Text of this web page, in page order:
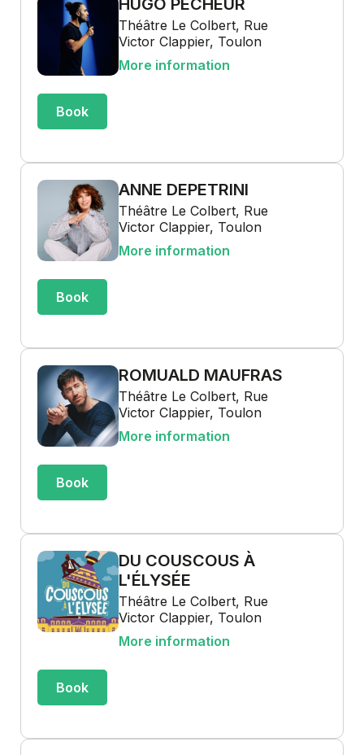
HUGO PÊCHEUR
Théâtre Le Colbert, Rue
Victor Clappier, Toulon
More information
Book
ANNE DEPETRINI
Théâtre Le Colbert, Rue
Victor Clappier, Toulon
More information
Book
ROMUALD MAUFRAS
Théâtre Le Colbert, Rue
Victor Clappier, Toulon
More information
Book
DU COUSCOUS À
L'ÉLYSÉE
Théâtre Le Colbert, Rue
Victor Clappier, Toulon
More information
Book